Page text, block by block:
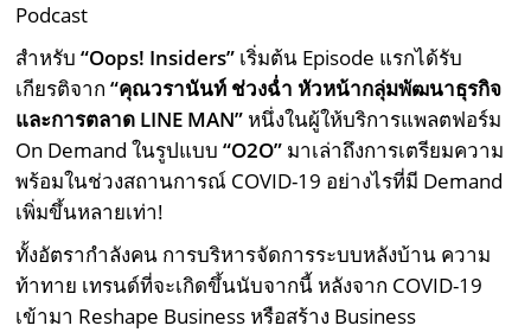
Podcast
สำหรับ“Oops! Insiders” เริ่มต้น Episode แรกได้รับ
เกียรติจาก“คุณวรานันท์ ช่วงฉ่ำ หัวหน้ากลุ่มพัฒนาธุรกิจ
และการตลาด LINE MAN” หนึ่งในผู้ให้บริการแพลตฟอร์ม
On Demand ในรูปแบบ“O2O” มาเล่าถึงการเตรียมความ
พร้อมในช่วงสถานการณ์ COVID-19 อย่างไรที่มี Demand
เพิ่มขึ้นหลายเท่า!
ทั้งอัตรากำลังคน การบริหารจัดการระบบหลังบ้าน ความ
ท้าทาย เทรนด์ที่จะเกิดขึ้นนับจากนี้ หลังจาก COVID-19
เข้ามา Reshape Business หรือสร้าง Business